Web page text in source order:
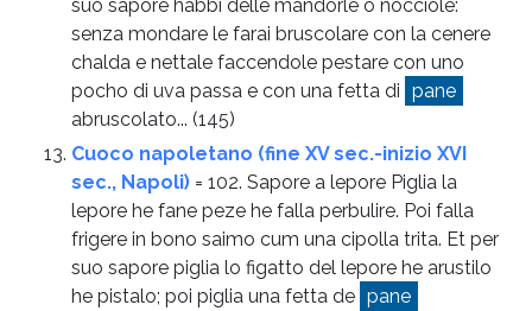
suo sapore habbi delle mandorle o nocciole:
senza mondare le farai bruscolare con la cenere
chalda e nettale faccendole pestare con uno
pocho di uva passa e con una fetta di pane
abruscolato... (145)
Cuoco napoletano (fine XV sec.-inizio XVI
sec., Napoli) = 102. Sapore a lepore Piglia la
lepore he fane peze he falla perbulire. Poi falla
frigere in bono saimo cum una cipolla trita. Et per
suo sapore piglia lo figatto del lepore he arustilo
he pistalo; poi piglia una fetta de pane